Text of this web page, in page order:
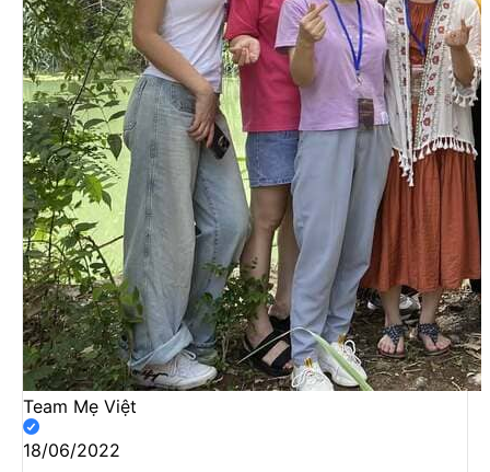
Team Mẹ Việt
18/06/2022